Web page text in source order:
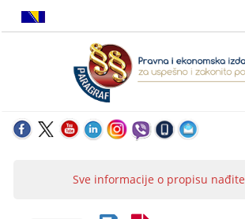
Sve informacije o propisu nađite